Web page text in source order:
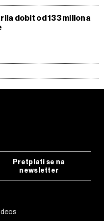
dobit od 133 miliona
Pretplati se na
newsletter